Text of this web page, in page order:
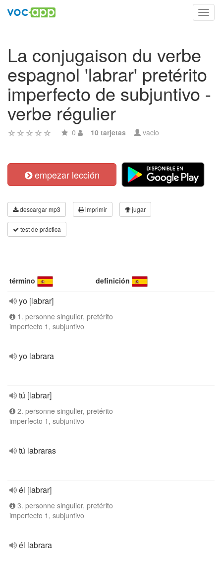
La conjugaison du verbe
espagnol 'labrar' pretérito
imperfecto de subjuntivo -
verbe régulier
0 10 tarjetas vacio
empezar lección
descargar mp3 imprimir jugar
test de práctica
término definición
yo [labrar]
1. personne singulier, pretérito
imperfecto 1, subjuntivo
yo labrara
tú [labrar]
2. personne singulier, pretérito
imperfecto 1, subjuntivo
tú labraras
él [labrar]
3. personne singulier, pretérito
imperfecto 1, subjuntivo
él labrara